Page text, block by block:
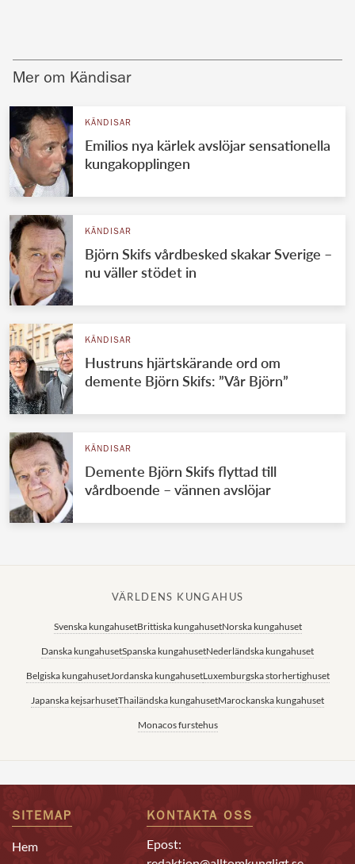
Mer om Kändisar
KÄNDISAR
Emilios nya kärlek avslöjar sensationella
kungakopplingen
KÄNDISAR
Björn Skifs vårdbesked skakar Sverige –
nu väller stödet in
KÄNDISAR
Hustruns hjärtskärande ord om
demente Björn Skifs: ”Vår Björn”
KÄNDISAR
Demente Björn Skifs flyttad till
vårdboende – vännen avslöjar
VÄRLDENS KUNGAHUS
Svenska kungahusetBrittiska kungahusetNorska kungahuset
Danska kungahusetSpanska kungahusetNederländska kungahuset
Belgiska kungahusetJordanska kungahusetLuxemburgska storhertighuset
Japanska kejsarhusetThailändska kungahusetMarockanska kungahuset
Monacos furstehus
SITEMAP
Hem
KONTAKTA OSS
Epost: